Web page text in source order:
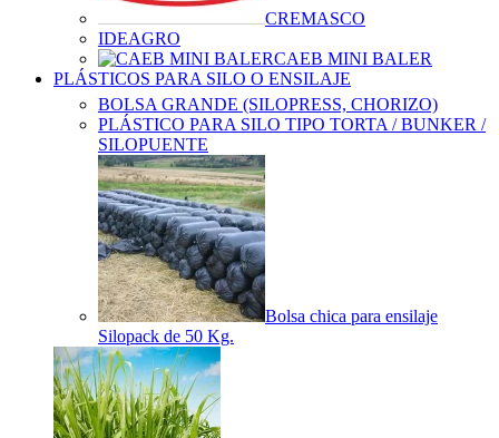
CREMASCO
IDEAGRO
CAEB MINI BALER
PLÁSTICOS PARA SILO O ENSILAJE
BOLSA GRANDE (SILOPRESS, CHORIZO)
PLÁSTICO PARA SILO TIPO TORTA / BUNKER /
SILOPUENTE
Bolsa chica para ensilaje
Silopack de 50 Kg.